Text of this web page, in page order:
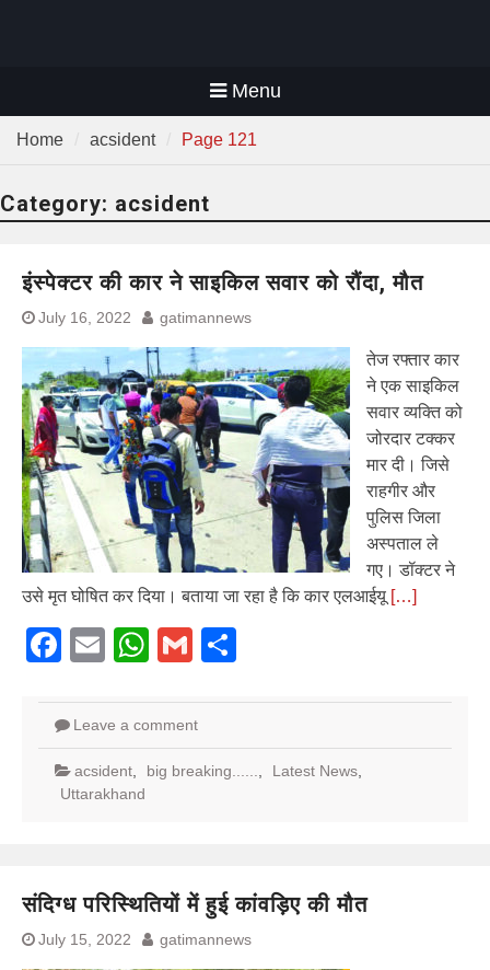
Menu
Home acsident Page 121
Category: acsident
इंस्पेक्टर की कार ने साइकिल सवार को रौंदा, मौत
July 16, 2022 gatimannews
तेज रफ्तार कार
ने एक साइकिल
सवार व्यक्ति को
जोरदार टक्कर
मार दी। जिसे
राहगीर और
पुलिस जिला
अस्पताल ले
गए। डॉक्टर ने
उसे मृत घोषित कर दिया। बताया जा रहा है कि कार एलआईयू […]
Facebook
EmailWhatsApp
Gmail
Leave a comment
acsident big breaking...... Latest News
Uttarakhand
संदिग्ध परिस्थितियों में हुई कांवड़िए की मौत
July 15, 2022 gatimannews